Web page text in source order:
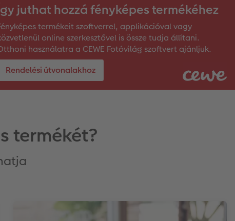
juthat hozzá fényképes termékéhez
termékeit szoftverrel, applikációval vagy
online szerkesztővel is össze tudja állítani.
használatra a CEWE Fotóvilág szoftvert ajánljuk.
Rendelési útvonalakhoz
termékét?